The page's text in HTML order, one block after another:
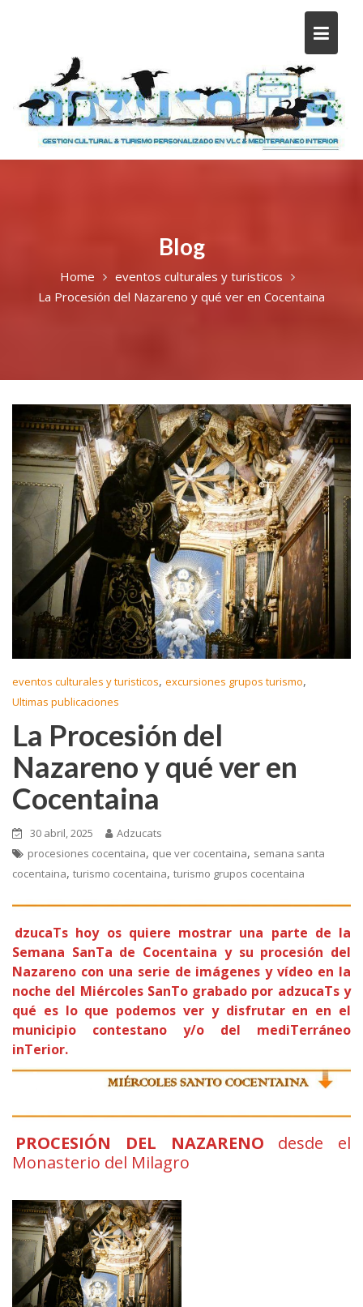
Blog
Home
eventos culturales y turisticos
La Procesión del Nazareno y qué ver en Cocentaina
eventos culturales y turisticos, excursiones grupos turismo,
Ultimas publicaciones
La Procesión del
Nazareno y qué ver en
Cocentaina
30 abril, 2025
Adzucats
procesiones cocentaina, que ver cocentaina, semana santa
cocentaina, turismo cocentaina, turismo grupos cocentaina
dzucaTs hoy os quiere mostrar una parte de la
Semana SanTa de Cocentaina y su procesión del
Nazareno con una serie de imágenes y vídeo en la
noche del Miércoles SanTo grabado por adzucaTs y
qué es lo que podemos ver y disfrutar en en el
municipio contestano y/o del mediTerráneo
inTerior.
PROCESIÓN DEL NAZARENO desde el
Monasterio del Milagro